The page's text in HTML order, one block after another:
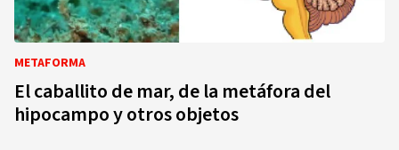
METAFORMA
El caballito de mar, de la metáfora del
hipocampo y otros objetos